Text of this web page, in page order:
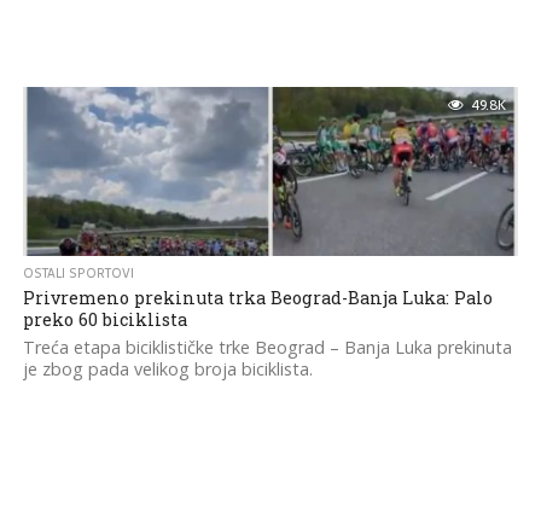
49.8K
OSTALI SPORTOVI
Privremeno prekinuta trka Beograd-Banja Luka: Palo
preko 60 biciklista
Treća etapa biciklističke trke Beograd – Banja Luka prekinuta
je zbog pada velikog broja biciklista.